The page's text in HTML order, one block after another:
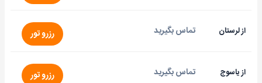
از لرستان تماس بگیرید رزرو تور
از یاسوج تماس بگیرید رزرو تور